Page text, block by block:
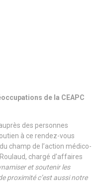
de la CEAPC
des personnes
à ce rendez-vous
champ de l’action médico-
chargé d’affaires
et soutenir les
proximité c’est aussi notre